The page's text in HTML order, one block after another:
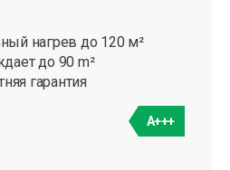
нагрев до 120 м²
до 90 m²
гарантия
A+++